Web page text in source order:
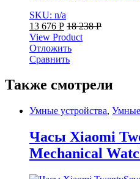
SKU: n/a
13 676 Р 18 238Р
View Product
Отложить
Сравнить
Также смотрели
Умные устройства,
Часы Xiaomi
Mechanical